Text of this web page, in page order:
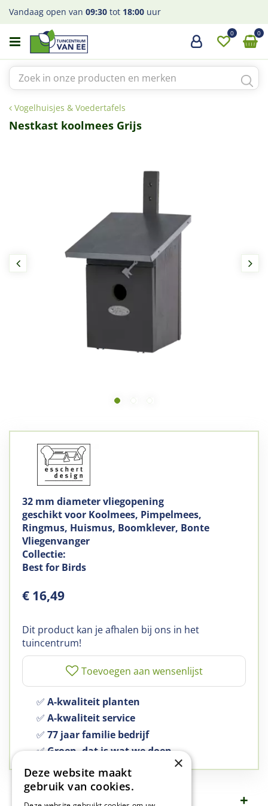
a
Vogelhuisjes & Voedertafels
Vandaag open van 09:30 tot 18:00 uur
Nestkast koolmees Grijs
32 mm diameter vliegopening
geschikt voor Koolmees, Pimpelmees,
Ringmus, Huismus, Boomklever, Bonte
Vliegenvanger
Collectie:
Best for Birds
€ 16,49
Dit product kan je afhalen bij ons in het
tuincentrum!
✅ A-kwaliteit planten
✅ A-kwaliteit service
✅ 77 jaar familie bedrijf
✅Groen, dat is wat we doen
Omschrijving
×
Deze website maakt
gebruik van cookies.